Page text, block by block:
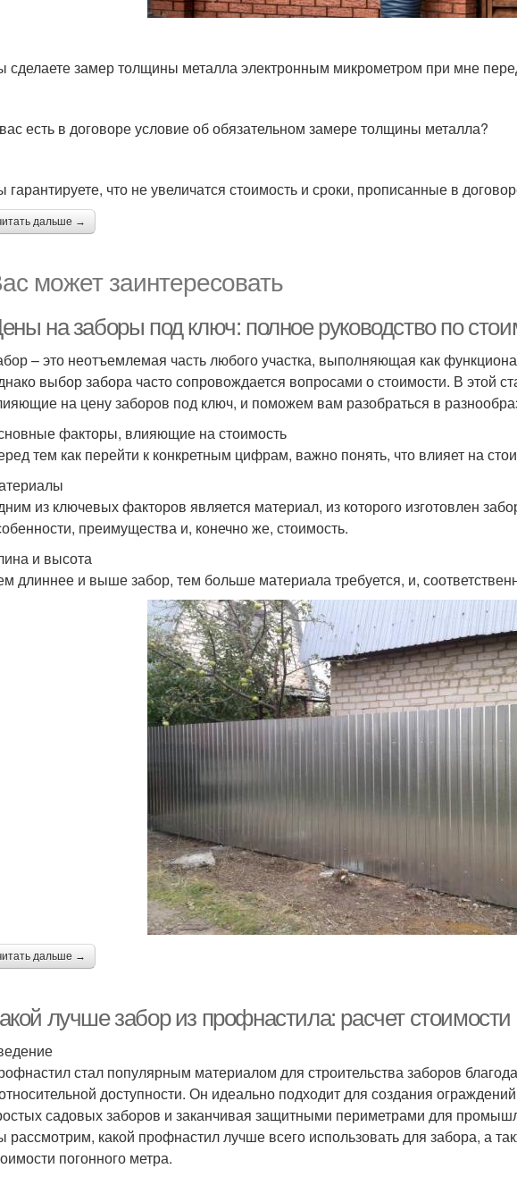
сделаете замер толщины металла электронным микрометром при мне
есть в договоре условие об обязательном замере толщины металла?
гарантируете, что не увеличатся стоимость и сроки, прописанные в
дальше →
может заинтересовать
на заборы под ключ: полное руководство по
– это неотъемлемая часть любого участка, выполняющая как
выбор забора часто сопровождается вопросами о стоимости. В этой
на цену заборов под ключ, и поможем вам разобраться в
факторы, влияющие на стоимость
тем как перейти к конкретным цифрам, важно понять, что влияет на
из ключевых факторов является материал, из которого изготовлен
преимущества и, конечно же, стоимость.
и высота
длиннее и выше забор, тем больше материала требуется, и,
дальше →
лучше забор из профнастила: расчет стоимости
стал популярным материалом для строительства заборов
доступности. Он идеально подходит для создания
садовых заборов и заканчивая защитными периметрами для
рассмотрим, какой профнастил лучше всего использовать для забора, а
погонного метра.